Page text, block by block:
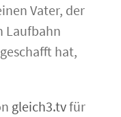
Vater, der
Laufbahn
hat,
gleich3.tvfür